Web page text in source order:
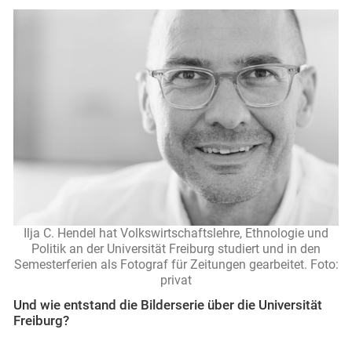
Ilja C. Hendel hat Volkswirtschaftslehre, Ethnologie und
Politik an der Universität Freiburg studiert und in den
Semesterferien als Fotograf für Zeitungen gearbeitet. Foto:
privat
Und wie entstand die Bilderserie über die Universität
Freiburg?